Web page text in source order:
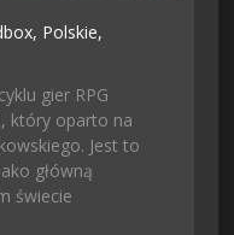
Polskie,
gier RPG
który oparto na
Jest to
główną
świecie